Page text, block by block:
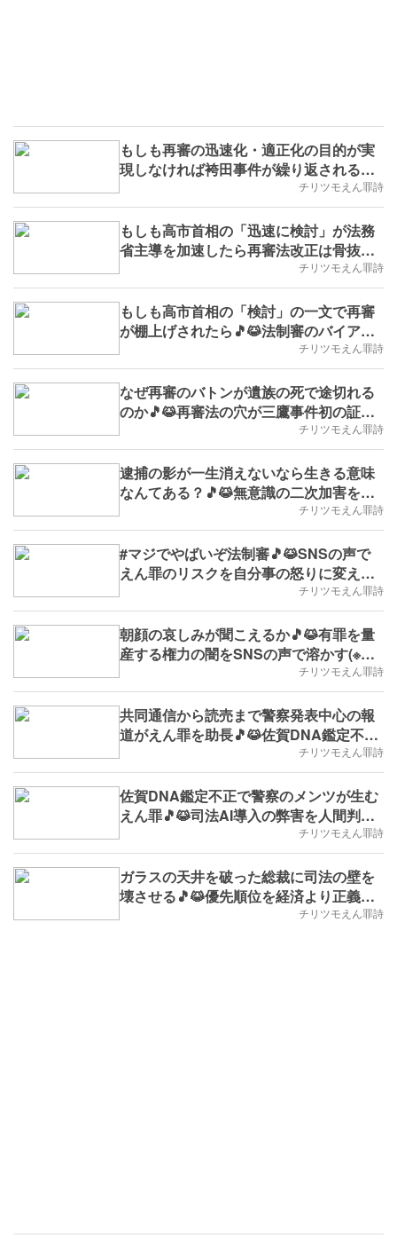
もしも再審の迅速化・適正化の目的が実
現しなければ袴田事件が繰り返されるの
で🎵😹水滴のような行動を積み重ね二度
とえん罪のない日常を守りたい(※実学
No.201,B.D.+68)
チリツモえん罪詩
もしも高市首相の「迅速に検討」が法務
省主導を加速したら再審法改正は骨抜き
に終わるから🎵😹桜井昌司さんの言葉を
引用して法制審の茶番を暴く(※実学
No.201,B.D.+64)
チリツモえん罪詩
もしも高市首相の「検討」の一文で再審
が棚上げされたら🎵😹法制審のバイアス
に抗議のハッシュタグを飛ばす(※実学
No.195,B.D.+50)
チリツモえん罪詩
なぜ再審のバトンが遺族の死で途切れる
のか🎵😹再審法の穴が三鷹事件初の証人
尋問と狭山事件への連鎖を幻に(※実学
No.193,B.D.+46))
チリツモえん罪詩
逮捕の影が一生消えないなら生きる意味
なんてある？🎵😹無意識の二次加害を断
つための5つのエクササイズ(※実学
No.192.B.D.+44)
チリツモえん罪詩
#マジでやばいぞ法制審🎵😹SNSの声で
えん罪のリスクを自分事の怒りに変える
チリツモえん罪詩
朝顔の哀しみが聞こえるか🎵😹有罪を量
産する権力の闇をSNSの声で溶かす(※実
チリツモえん罪詩
共同通信から読売まで警察発表中心の報
道がえん罪を助長🎵😹佐賀DNA鑑定不正
と狭山が重なる(※実学No.188,B.D.+36)
チリツモえん罪詩
佐賀DNA鑑定不正で警察のメンツが生む
えん罪🎵😹司法AI導入の弊害を人間判断
で払い改革の道を開く(※実学
No.186,B.D.+33)
チリツモえん罪詩
ガラスの天井を破った総裁に司法の壁を
壊させる🎵😹優先順位を経済より正義・
憲法改正より人権に正す(※実学チリツモえん罪詩